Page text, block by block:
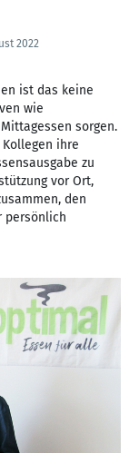
2022
ist das keine
wie
sorgen.
ihre
zu
vor Ort,
den
persönlich